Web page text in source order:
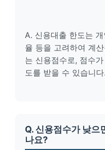
A. 신용대출 한도는
율 등을 고려하여 계
는 신용점수로, 점수
도를 받을 수 있습니다.
Q. 신용점수가 낮으
나요?